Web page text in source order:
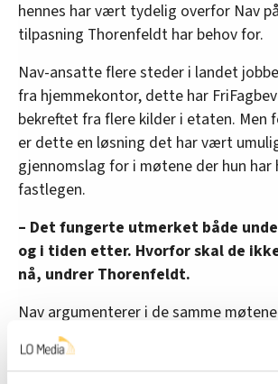
hennes har vært tydelig overfor Nav
tilpasning Thorenfeldt har behov for.
Nav-ansatte flere steder i landet
fra hjemmekontor, dette har
bekreftet fra flere kilder i etaten. Men
er dette en løsning det har vært
gjennomslag for i møtene der hun
fastlegen.
– Det fungerte utmerket både
og i tiden etter. Hvorfor skal de
nå, undrer Thorenfeldt.
Nav argumenterer i de samme
umulig å ha en annen ordning enn en
kontortid i løpet av uken.